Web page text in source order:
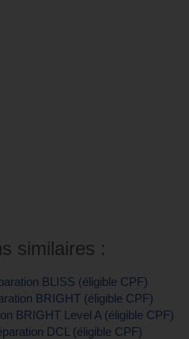
similaires :
BLISS (éligible CPF)
BRIGHT (éligible CPF)
BRIGHT Level A (éligible CPF)
DCL (éligible CPF)